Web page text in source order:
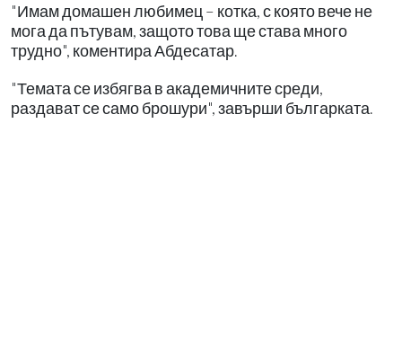
"Имам домашен любимец – котка, с която вече не
мога да пътувам, защото това ще става много
трудно", коментира Абдесатар.
"Темата се избягва в академичните среди,
раздават се само брошури", завърши българката.